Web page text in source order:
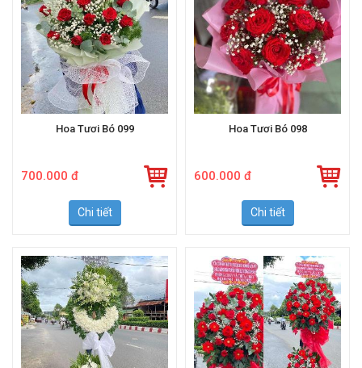
Chi tiết Chi tiết